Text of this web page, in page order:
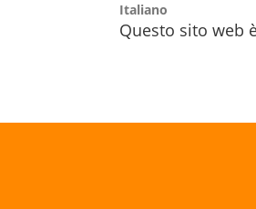
Italiano
Questo sito web